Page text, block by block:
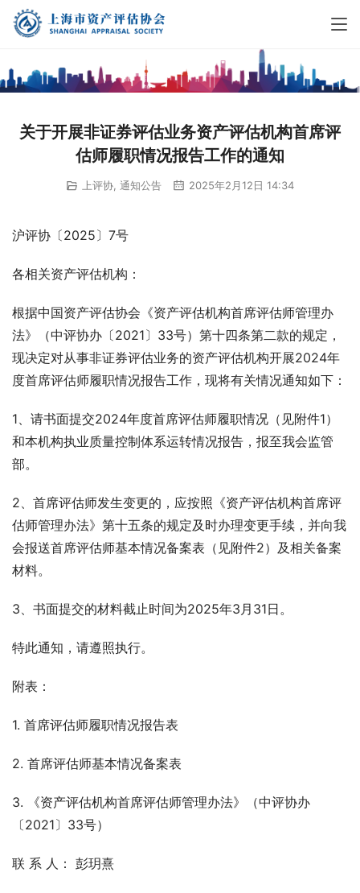
关于开展非证券评估业务资产评估机构首席评
估师履职情况报告工作的通知
上评协 通知公告 2025年2月12日 14:34
沪评协〔2025〕7号
各相关资产评估机构：
根据中国资产评估协会《资产评估机构首席评估师管理办
法》（中评协办〔2021〕33号）第十四条第二款的规定，
现决定对从事非证券评估业务的资产评估机构开展2024年
度首席评估师履职情况报告工作，现将有关情况通知如下：
1、请书面提交2024年度首席评估师履职情况（见附件1）
和本机构执业质量控制体系运转情况报告，报至我会监管
部。
2、首席评估师发生变更的，应按照《资产评估机构首席评
估师管理办法》第十五条的规定及时办理变更手续，并向我
会报送首席评估师基本情况备案表（见附件2）及相关备案
材料。
3、书面提交的材料截止时间为2025年3月31日。
特此通知，请遵照执行。
附表：
1. 首席评估师履职情况报告表
2. 首席评估师基本情况备案表
3. 《资产评估机构首席评估师管理办法》（中评协办
〔2021〕33号）
联 系 人： 彭玥熹